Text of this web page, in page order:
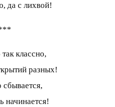
да с лихвой!
так классно,
разных!
сбывается,
начинается!